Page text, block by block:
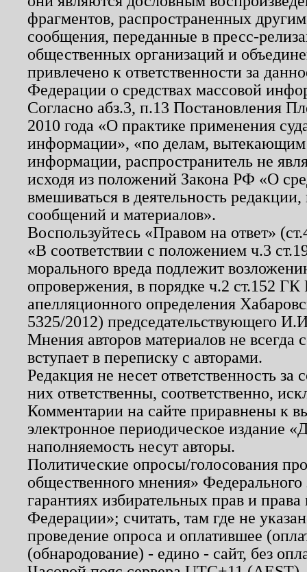
фрагментов, распространенных
сообщения, переданные в пресс-
общественных организаций и
привлечено к ответственности за
Федерации о средствах массовой
Согласно абз.3, п.13 Постановления
2010 года «О практике применения
информации», «по делам, вытекающим
информации, распространитель не
исходя из положений Закона РФ «О
вмешиваться в деятельность
сообщений и материалов».
Воспользуйтесь «Правом на ответ»
«В соответствии с положением ч.3
морального вреда подлежит
опровержения, в порядке ч.2 ст.152
апелляционного определения
5325/2012) председательствующего
Мнения авторов материалов не
вступает в переписку с авторами.
Редакция не несет ответственность
них ответственны, соответственно,
Комментарии на сайте приравнены к
электронное периодическое издание
наполняемость несут авторы.
Политические опросы/голосования
общественного мнения»
гарантиях избирательных прав и
Федерации»; считать, там где не
проведение опроса и оплатившее
(обнародование) - едино - сайт, без